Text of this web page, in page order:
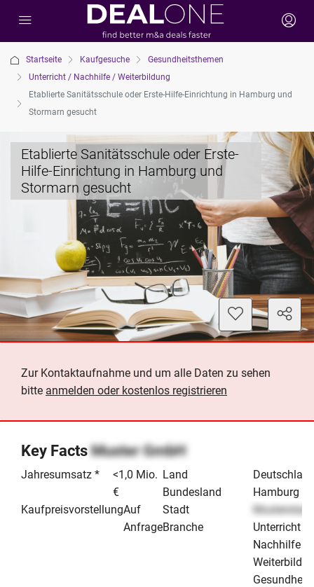
Startseite Kaufgesuche
Gesundheitsthemen
Unterricht / Nachhilfe / Weiterbildung
Etablierte Sanitätsschule oder Erste-Hilfe-Einrichtung in Hamburg und
Stormarn gesucht
Etablierte Sanitätsschule oder Erste-
Hilfe-Einrichtung in Hamburg und
Stormarn gesucht
Zur Kontaktaufnahme und um alle Daten zu sehen
bitte anmelden oder kostenlos registrieren
Key FactsMuster GmbH
Jahresumsatz *
<1,0 Mio.
€
KaufpreisvorstellungAuf
Anfrage
Land
Bundesland
Hamburg
Stadt
Musterstadt
Branche
Unterricht /
Nachhilfe /